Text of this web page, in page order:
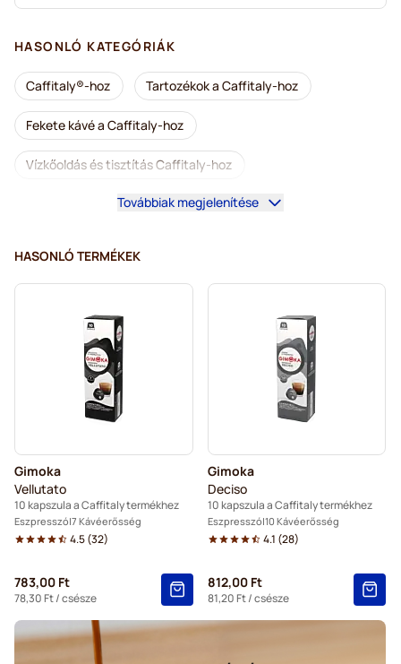
HASONLÓ KATEGÓRIÁK
Caffitaly®-hoz Tartozékok a Caffitaly-hoz
Fekete kávé a Caffitaly-hoz
Vízkőoldás és tisztítás Caffitaly-hoz
Gimoka kapszulák Caffitaly kávéfőzőkhöz
Továbbiak megjelenítése
HASONLÓ TERMÉKEK
Gimoka
Vellutato
10 kapszula a Caffitaly termékhez
Eszpresszó 7 Kávéerősség
4.5(32)
783,00 Ft
78,30 Ft/ csésze
Gimoka
Deciso
10 kapszula a Caffitaly termékhez
Eszpresszó 10 Kávéerősség
4.1 (28)
812,00 Ft
81,20 Ft/ csésze